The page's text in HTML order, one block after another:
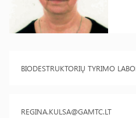
BIODESTRUKTORIŲ TYRIMO
REGINA.KULSA@GAMTC.LT